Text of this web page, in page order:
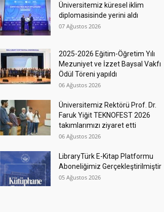
Üniversitemiz küresel iklim
diplomasisinde yerini aldı
07 Ağustos 2026
2025-2026 Eğitim-Öğretim Yılı
Mezuniyet ve İzzet Baysal Vakfı
Ödül Töreni yapıldı
06 Ağustos 2026
Üniversitemiz Rektörü Prof. Dr.
Faruk Yiğit TEKNOFEST 2026
takımlarımızı ziyaret etti
06 Ağustos 2026
LibraryTürk E-Kitap Platformu
Aboneliğimiz Gerçekleştirilmiştir
05 Ağustos 2026